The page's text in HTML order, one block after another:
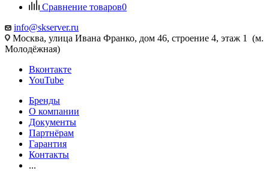
Сравнение товаров0
info@skserver.ru
Москва, улица Ивана Франко, дом 46, строение 4, этаж 1 (м.
Молодёжная)
Вконтакте
YouTube
Бренды
О компании
Документы
Партнёрам
Гарантия
Контакты
...